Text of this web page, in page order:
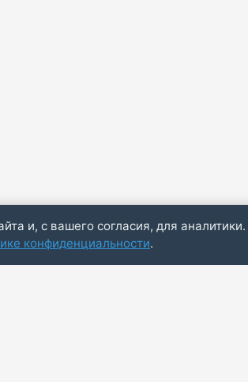
и, с вашего согласия, для
конфиденциальности.